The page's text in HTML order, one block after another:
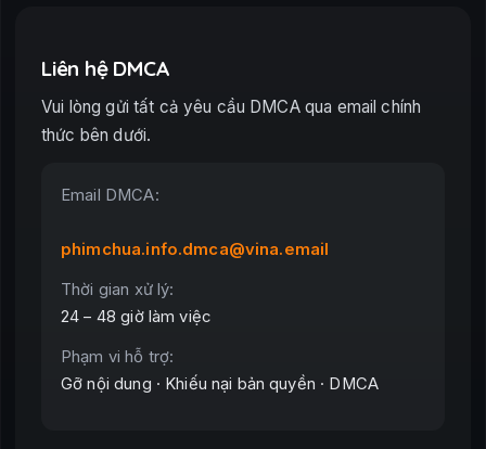
Liên hệ DMCA
Vui lòng gửi tất cả yêu cầu DMCA qua email chính
thức bên dưới.
Email DMCA:
phimchua.info.dmca@vina.email
Thời gian xử lý:
24 – 48 giờ làm việc
Phạm vi hỗ trợ:
Gỡ nội dung · Khiếu nại bản quyền · DMCA